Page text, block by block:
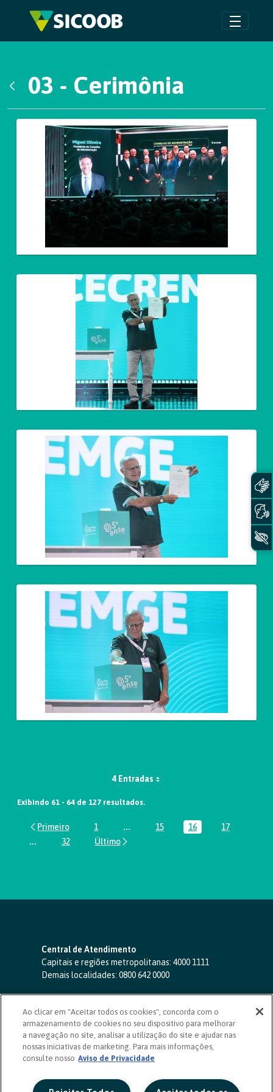
Pular para o Conteúdo principal
03 - Cerimônia
Galeria de Mídias
4 Entradas
Exibindo 61 - 64 de 127 resultados.
Página
1 ...Páginas intermediárias Usar ABA
Página
15 Página
16 Página
17
...Páginas intermediárias Usar ABA para navegar.
Página
32
Central de Atendimento
Capitais e regiões metropolitanas: 4000 1111
Demais localidades: 0800 642 0000
SAC 24 horas-0800 724 4420
Ouvidoria
0800 725 0996
(de segunda a sexta, das 8h às 20h)
ouvidoriasicoob.com.br
Deficientes auditivos ou de fala
Ao clicar em "Aceitar todos os cookies", concorda com o
armazenamento de cookies no seu dispositivo para melhorar
a navegação no site, analisar a utilização do site e ajudar nas
nossas iniciativas de marketing. Para mais informações,
consulte nosso Aviso de Privacidade